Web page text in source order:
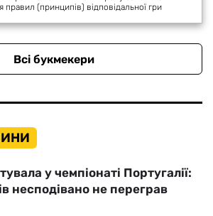
правил (принципів) відповідальної гри
Всі букмекери
у чемпіонаті Португалії:
несподівано не переграв